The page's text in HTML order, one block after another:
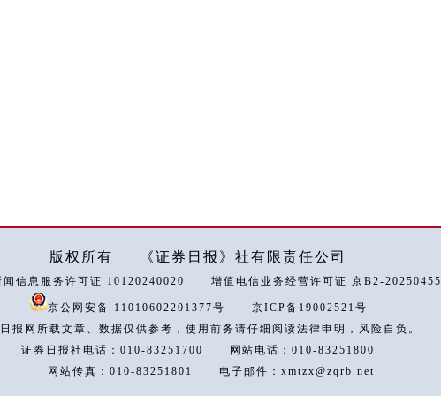
版权所有 《证券日报》社有限责任公司
闻信息服务许可证 10120240020 增值电信业务经营许可证 京B2-20250455
京公网安备 11010602201377号
京ICP备19002521号
报网所载文章、数据仅供参考，使用前务请仔细阅读法律申明，风险自负。
证券日报社电话：010-83251700
网站电话：010-83251800
网站传真：010-83251801
电子邮件：xmtzx@zqrb.net